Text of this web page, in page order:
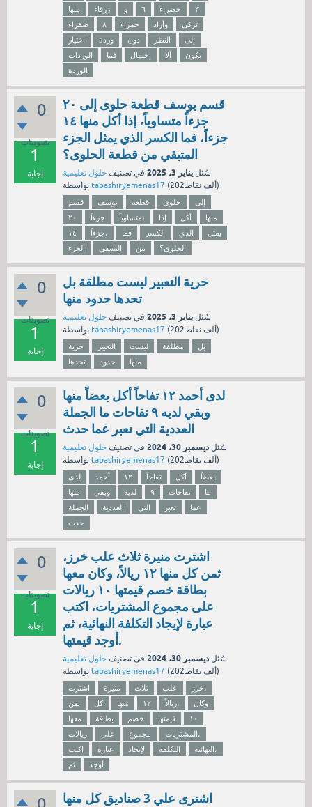
منها
زرقاء و ٦ خضراء
٣
صفراء
۸ حمراء وأراد
تركي
اختيار
وردة دون النظر
إلى
الوردات
فما إحتمال ألا
تكون
الوردة
0
تصويتات
1
إجابة
قسم يوسف قطعة حلوى إلى ٢٠
جزءاً متساوياً، إذا أكل منها ١٤
جزءاً، فما الكسر الذي يمثل الجزء
المتبقي من قطعة الحلوى؟
سُئل يناير 3، 2025 في تصنيف حلول تعليمية
tabashiryemenas17 ( 202ألف نقاط)
قسم يوسف قطعة حلوى
إلى
٢٠
جزءاً متساوياً، إذا أكل
منها
١٤
جزءاً، فما الكسر الذي
يمثل
الجزء
المتبقي من الحلوى؟
0
تصويتات
1
إجابة
حرية التعبير ليست مطلقة بل
تحدها حدود منها
سُئل يناير 3، 2025 في تصنيف حلول تعليمية
tabashiryemenas17 ( 202ألف نقاط)
حرية التعبير ليست مطلقة
بل
تحدها
حدود منها
0
تصويتات
1
إجابة
لدى أحمد ١٢ تفاحاً أكل بعضاً منها
وبقي لديه ٩ تفاحات ما الجملة
العددية التي تعبر عما حدث
سُئل ديسمبر 30، 2024 في تصنيف حلول تعليمية
tabashiryemenas17 ( 202ألف نقاط)
لدى أحمد ١٢ تفاحاً أكل
بعضاً
منها
وبقي لديه ٩ تفاحات
ما
الجملة
العددية التي تعبر
عما
حدث
0
تصويتات
1
إجابة
اشترت منيرة ثلاث علب خرز،
ثمن كل منها ١٢ ريالاً، وكان معها
بطاقة خصم قيمتها ١٠ ريالات
على مجموع المشتريات، اكتب
عبارة لإيجاد التكلفة النهائية، ثم
أوجد قيمتها.
سُئل ديسمبر 30، 2024 في تصنيف حلول تعليمية
tabashiryemenas17 ( 202ألف نقاط)
اشترت منيرة ثلاث علب
خرز،
ثمن
كل منها ١٢ ريالاً،
وكان
معها
بطاقة خصم قيمتها
١٠
ريالات
على مجموع
المشتريات،
اكتب
عبارة لإيجاد التكلفة
النهائية،
ثم
أوجد
اشترى علي 3 صناديق كل منها